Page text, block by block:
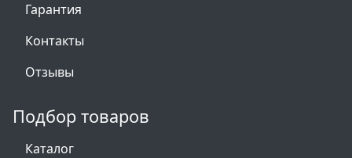
Гарантия
Контакты
Отзывы
Подбор товаров
Каталог